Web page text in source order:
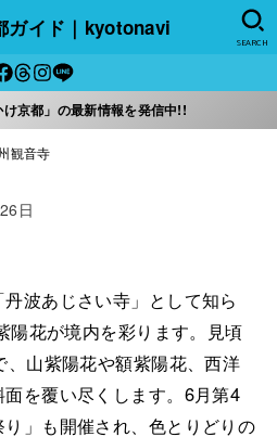
ガイド｜kyotonavi
SEARCH
京都」の最新情報を発信中!!
観音寺
日
波あじさい寺」として知ら
陽花が境内を彩ります。見頃
山紫陽花や額紫陽花、西洋
を覆い尽くします。6月第4
」も開催され、色とりどりの